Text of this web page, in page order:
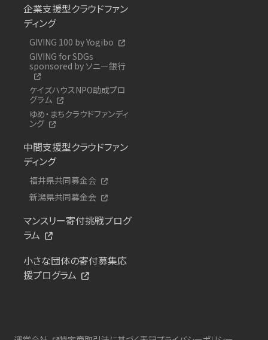
企業支援型クラウドファン
ディング
GIVING 100 by Yogibo
GIVING for SDGs
sponsored by ソニー銀行
ケイズハウスNPO助成プロ
グラム
ゆめ・まちクラウドファンディ
ング
中間支援型クラウドファン
ディング
福井県共同募金会
新潟県共同募金会
マンスリー寄付挑戦プログ
ラム
小さな団体の寄付募集応
援プログラム